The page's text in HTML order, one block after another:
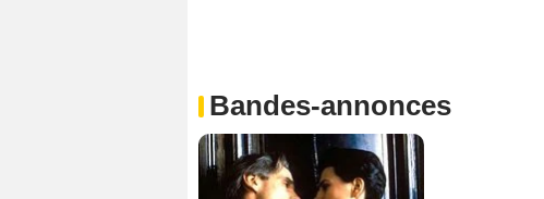
Bandes-annonces